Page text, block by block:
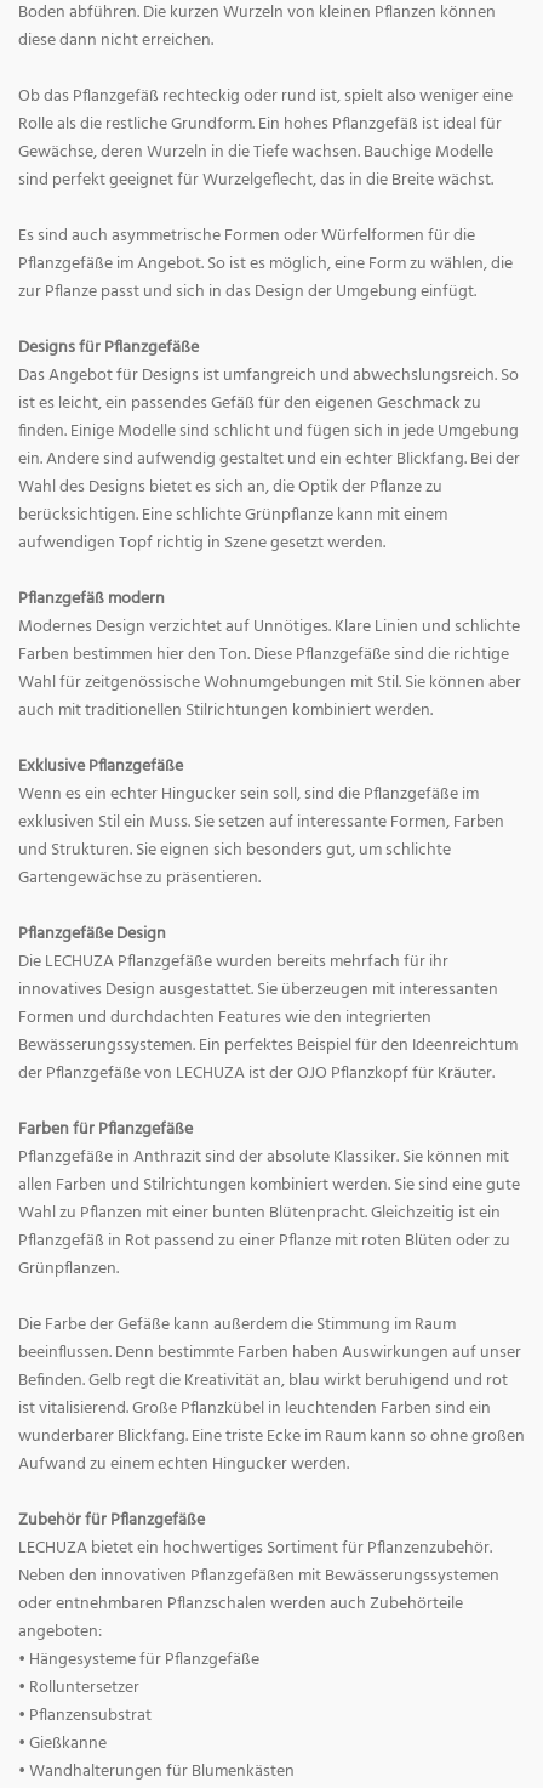
Boden abführen. Die kurzen Wurzeln von kleinen Pflanzen können
diese dann nicht erreichen.
Ob das Pflanzgefäß rechteckig oder rund ist, spielt also weniger eine
Rolle als die restliche Grundform. Ein hohes Pflanzgefäß ist ideal für
Gewächse, deren Wurzeln in die Tiefe wachsen. Bauchige Modelle
sind perfekt geeignet für Wurzelgeflecht, das in die Breite wächst.
Es sind auch asymmetrische Formen oder Würfelformen für die
Pflanzgefäße im Angebot. So ist es möglich, eine Form zu wählen, die
zur Pflanze passt und sich in das Design der Umgebung einfügt.
Designs für Pflanzgefäße
Das Angebot für Designs ist umfangreich und abwechslungsreich. So
ist es leicht, ein passendes Gefäß für den eigenen Geschmack zu
finden. Einige Modelle sind schlicht und fügen sich in jede Umgebung
ein. Andere sind aufwendig gestaltet und ein echter Blickfang. Bei der
Wahl des Designs bietet es sich an, die Optik der Pflanze zu
berücksichtigen. Eine schlichte Grünpflanze kann mit einem
aufwendigen Topf richtig in Szene gesetzt werden.
Pflanzgefäß modern
Modernes Design verzichtet auf Unnötiges. Klare Linien und schlichte
Farben bestimmen hier den Ton. Diese Pflanzgefäße sind die richtige
Wahl für zeitgenössische Wohnumgebungen mit Stil. Sie können aber
auch mit traditionellen Stilrichtungen kombiniert werden.
Exklusive Pflanzgefäße
Wenn es ein echter Hingucker sein soll, sind die Pflanzgefäße im
exklusiven Stil ein Muss. Sie setzen auf interessante Formen, Farben
und Strukturen. Sie eignen sich besonders gut, um schlichte
Gartengewächse zu präsentieren.
Pflanzgefäße Design
Die LECHUZA Pflanzgefäße wurden bereits mehrfach für ihr
innovatives Design ausgestattet. Sie überzeugen mit interessanten
Formen und durchdachten Features wie den integrierten
Bewässerungssystemen. Ein perfektes Beispiel für den Ideenreichtum
der Pflanzgefäße von LECHUZA ist der OJO Pflanzkopf für Kräuter.
Farben für Pflanzgefäße
Pflanzgefäße in Anthrazit sind der absolute Klassiker. Sie können mit
allen Farben und Stilrichtungen kombiniert werden. Sie sind eine gute
Wahl zu Pflanzen mit einer bunten Blütenpracht. Gleichzeitig ist ein
Pflanzgefäß in Rot passend zu einer Pflanze mit roten Blüten oder zu
Grünpflanzen.
Die Farbe der Gefäße kann außerdem die Stimmung im Raum
beeinflussen. Denn bestimmte Farben haben Auswirkungen auf unser
Befinden. Gelb regt die Kreativität an, blau wirkt beruhigend und rot
ist vitalisierend. Große Pflanzkübel in leuchtenden Farben sind ein
wunderbarer Blickfang. Eine triste Ecke im Raum kann so ohne großen
Aufwand zu einem echten Hingucker werden.
Zubehör für Pflanzgefäße
LECHUZA bietet ein hochwertiges Sortiment für Pflanzenzubehör.
Neben den innovativen Pflanzgefäßen mit Bewässerungssystemen
oder entnehmbaren Pflanzschalen werden auch Zubehörteile
angeboten:
• Hängesysteme für Pflanzgefäße
• Rolluntersetzer
• Pflanzensubstrat
• Gießkanne
• Wandhalterungen für Blumenkästen